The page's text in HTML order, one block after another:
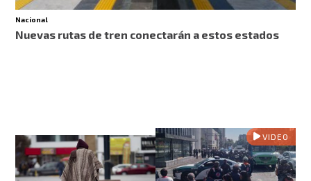
Nacional
Nuevas rutas de tren conectarán a estos estados
VIDEO